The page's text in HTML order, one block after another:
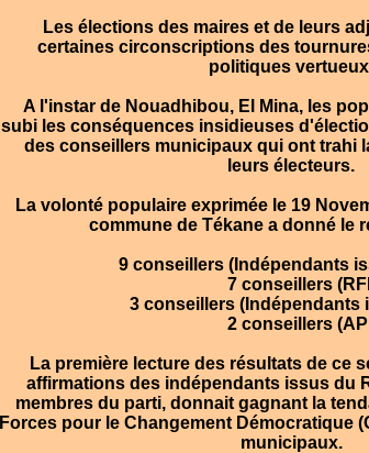
Les élections des maires et de leurs
certaines circonscriptions des
politiques
A l'instar de Nouadhibou, El Mina, les
subi les conséquences insidieuses
des conseillers municipaux qui ont trahi
leurs électeurs.
La volonté populaire exprimée le 19
commune de Tékane a donné le
9 conseillers (Indépendants
7 conseillers
3 conseillers (Indépendants
2 conseillers
La première lecture des résultats de ce
affirmations des indépendants issus du
membres du parti, donnait gagnant la
Forces pour le Changement Démocratique
municipaux.